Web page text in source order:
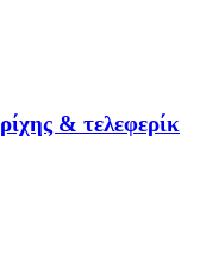
& τελεφερίκ